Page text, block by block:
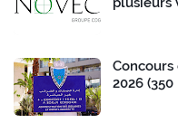
2026 (350